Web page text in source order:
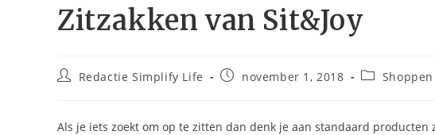
Zitzakken van Sit&Joy
BerichtRedactie Simplify Life
Berichtnovember 1, 2018 Shoppen
Als je iets zoekt om op te zitten dan denk je aan standaard